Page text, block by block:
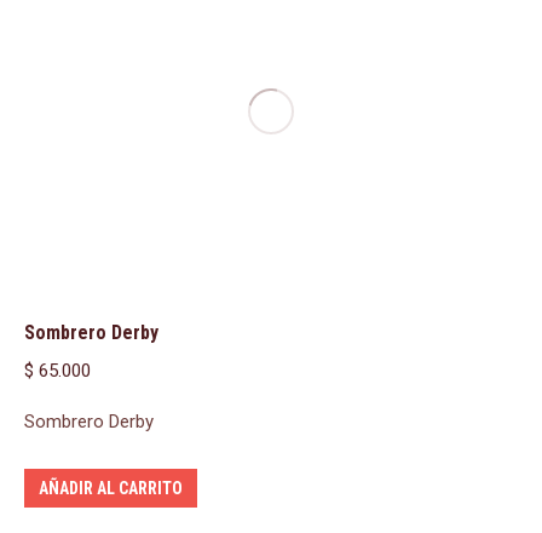
Sombrero Derby
$ 65.000
Sombrero Derby
AÑADIR AL CARRITO